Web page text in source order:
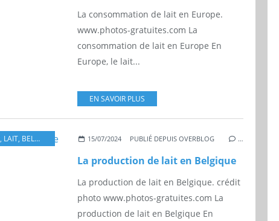
La consommation de lait en Europe.
www.photos-gratuites.com La
consommation de lait en Europe En
Europe, le lait...
EN SAVOIR PLUS
, LAIT, BELGIQUE , COOPÉRATIVE
15/07/2024 PUBLIÉ DEPUIS OVERBLOG …
La production de lait en Belgique
La production de lait en Belgique. crédit
photo www.photos-gratuites.com La
production de lait en Belgique En